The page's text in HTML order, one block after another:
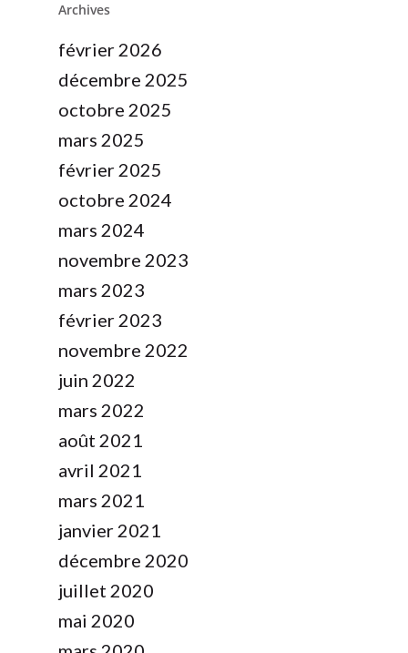
Archives
février 2026
décembre 2025
octobre 2025
mars 2025
février 2025
octobre 2024
mars 2024
novembre 2023
mars 2023
février 2023
novembre 2022
juin 2022
mars 2022
août 2021
avril 2021
mars 2021
janvier 2021
décembre 2020
juillet 2020
mai 2020